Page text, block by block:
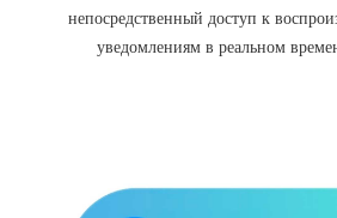
непосредственный доступ к
уведомлениям в реальном